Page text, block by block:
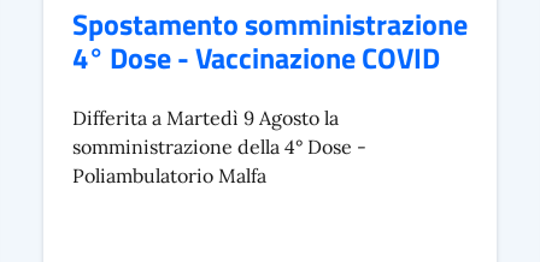
Spostamento somministrazione
4° Dose - Vaccinazione COVID
Differita a Martedì 9 Agosto la
somministrazione della 4° Dose -
Poliambulatorio Malfa